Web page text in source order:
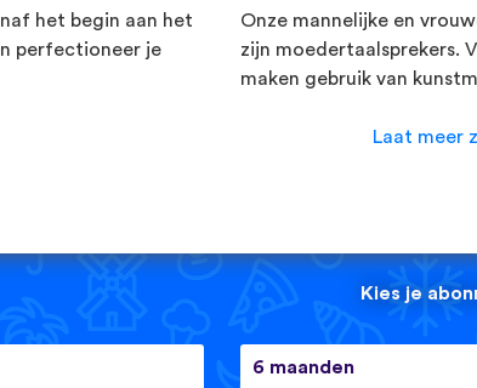
het begin aan het
perfectioneer je
Onze mannelijke en
zijn moedertaalsprekers.
maken gebruik van
Laat meer
Kies je
6 maanden